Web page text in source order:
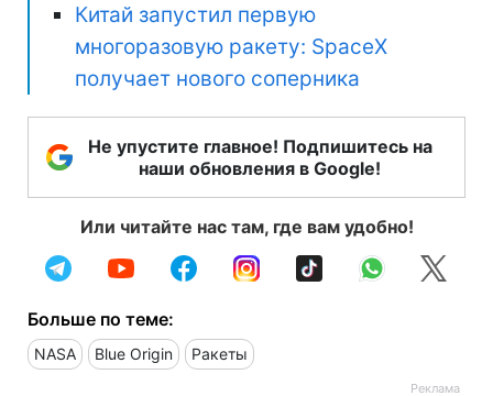
Китай запустил первую
многоразовую ракету: SpaceX
получает нового соперника
Не упустите главное! Подпишитесь на
наши обновления в Google!
Или читайте нас там, где вам удобно!
Больше по теме:
NASA Blue Origin Ракеты